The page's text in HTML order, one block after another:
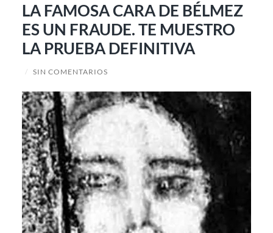
LA FAMOSA CARA DE BÉLMEZ
ES UN FRAUDE. TE MUESTRO
LA PRUEBA DEFINITIVA
/ SIN COMENTARIOS